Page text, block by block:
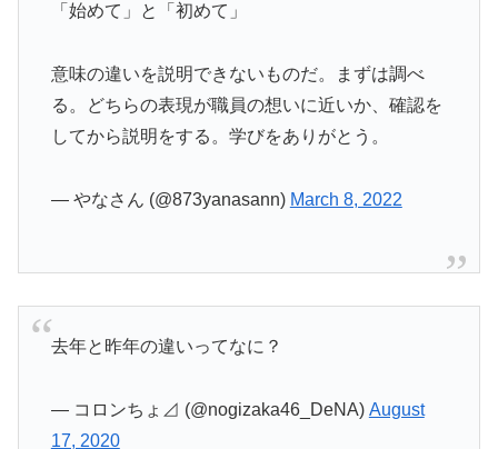
「始めて」と「初めて」
意味の違いを説明できないものだ。まずは調べ
る。どちらの表現が職員の想いに近いか、確認を
してから説明をする。学びをありがとう。
— やなさん (@873yanasann) March 8, 2022
去年と昨年の違いってなに？
— コロンちょ⊿ (@nogizaka46_DeNA) August
17, 2020